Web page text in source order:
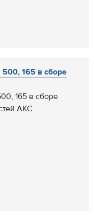
165 в сборе
165 в сборе
АКС